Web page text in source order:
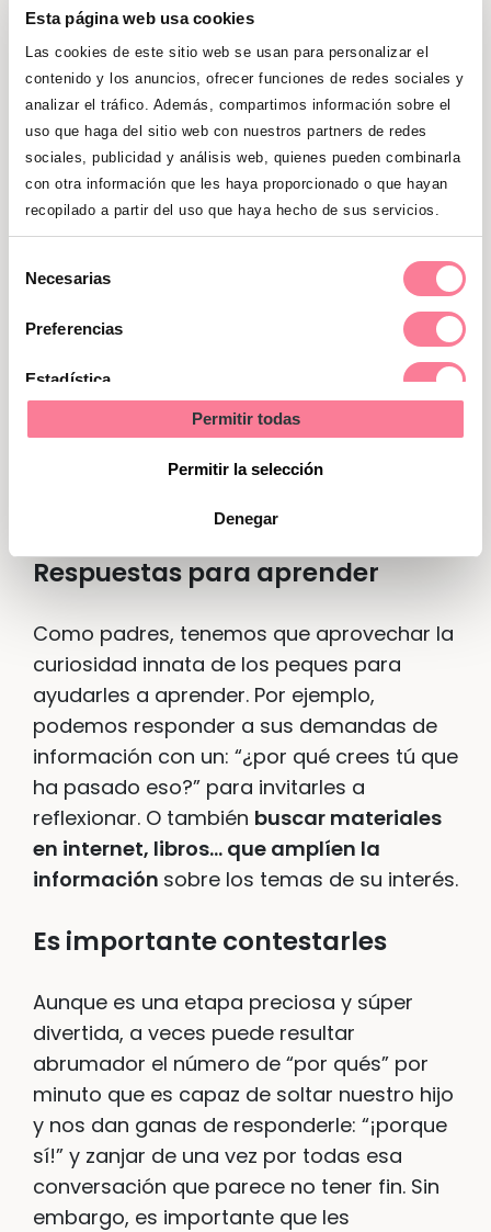
Esta página web usa cookies
Las cookies de este sitio web se usan para personalizar el
contenido y los anuncios, ofrecer funciones de redes sociales y
analizar el tráfico. Además, compartimos información sobre el
uso que haga del sitio web con nuestros partners de redes
sociales, publicidad y análisis web, quienes pueden combinarla
con otra información que les haya proporcionado o que hayan
recopilado a partir del uso que haya hecho de sus servicios.
Necesarias
Preferencias
Estadística
Permitir todas
Permitir la selección
Denegar
edad. Si nos pilla totalmente
decirle que no lo sabemos. No hay
necesidad de ser perfectos ni
demostrarles que tenemos todas las
respuestas.
Respuestas para aprender
Como padres, tenemos que aprovechar la
curiosidad innata de los peques para
ayudarles a aprender. Por ejemplo,
podemos responder a sus demandas de
información con un: “¿por qué crees tú que
ha pasado eso?” para invitarles a
reflexionar. O también buscar materiales
en internet, libros… que amplíen la
información sobre los temas de su interés.
Es importante contestarles
Aunque es una etapa preciosa y súper
divertida, a veces puede resultar
abrumador el número de “por qués” por
minuto que es capaz de soltar nuestro hijo
y nos dan ganas de responderle: “¡porque
sí!” y zanjar de una vez por todas esa
conversación que parece no tener fin. Sin
embargo, es importante que les